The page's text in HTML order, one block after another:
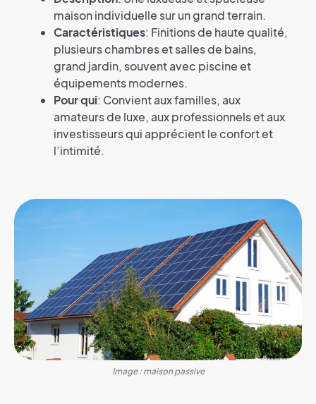
maison individuelle sur un grand terrain.
Caractéristiques: Finitions de haute qualité,
plusieurs chambres et salles de bains,
grand jardin, souvent avec piscine et
équipements modernes.
Pour qui: Convient aux familles, aux
amateurs de luxe, aux professionnels et aux
investisseurs qui apprécient le confort et
l’intimité.
Image : maison passive